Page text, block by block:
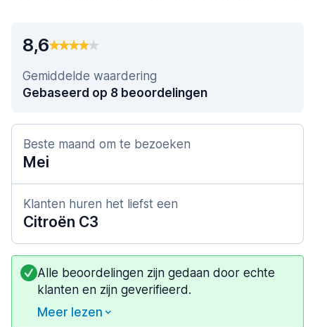
8,6
Gemiddelde waardering
Gebaseerd op 8 beoordelingen
Beste maand om te bezoeken
Mei
Klanten huren het liefst een
Citroën C3
Alle beoordelingen zijn gedaan door echte
klanten en zijn geverifieerd.
Meer lezen